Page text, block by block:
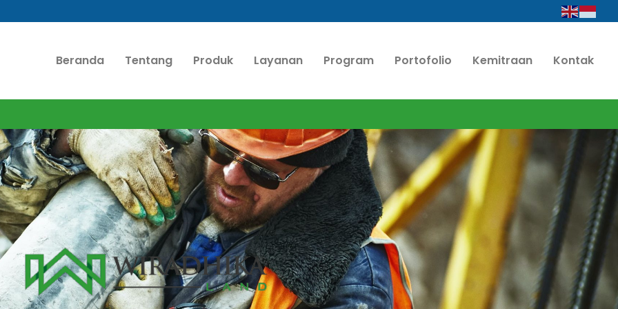
Beranda
Tentang Produk Layanan Program Portofolio Kemitraan Kontak